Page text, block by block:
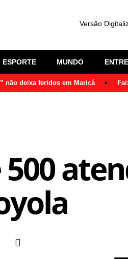
Versão
ESPORTE MUNDO
não deixa feridos em Maricá